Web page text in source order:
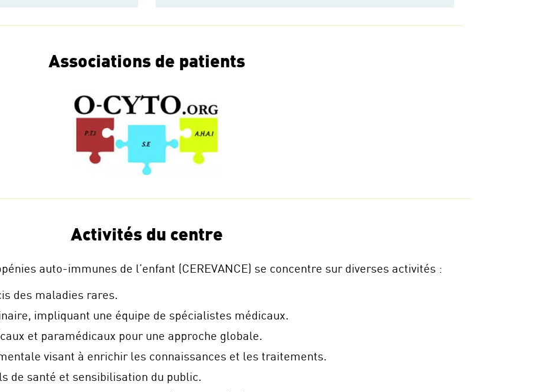
Associations de patients
Activités du centre
auto-immunes de l’enfant (CEREVANCE) se concentre sur diverses activités :
des maladies rares.
impliquant une équipe de spécialistes médicaux.
et paramédicaux pour une approche globale.
visant à enrichir les connaissances et les traitements.
de santé et sensibilisation du public.